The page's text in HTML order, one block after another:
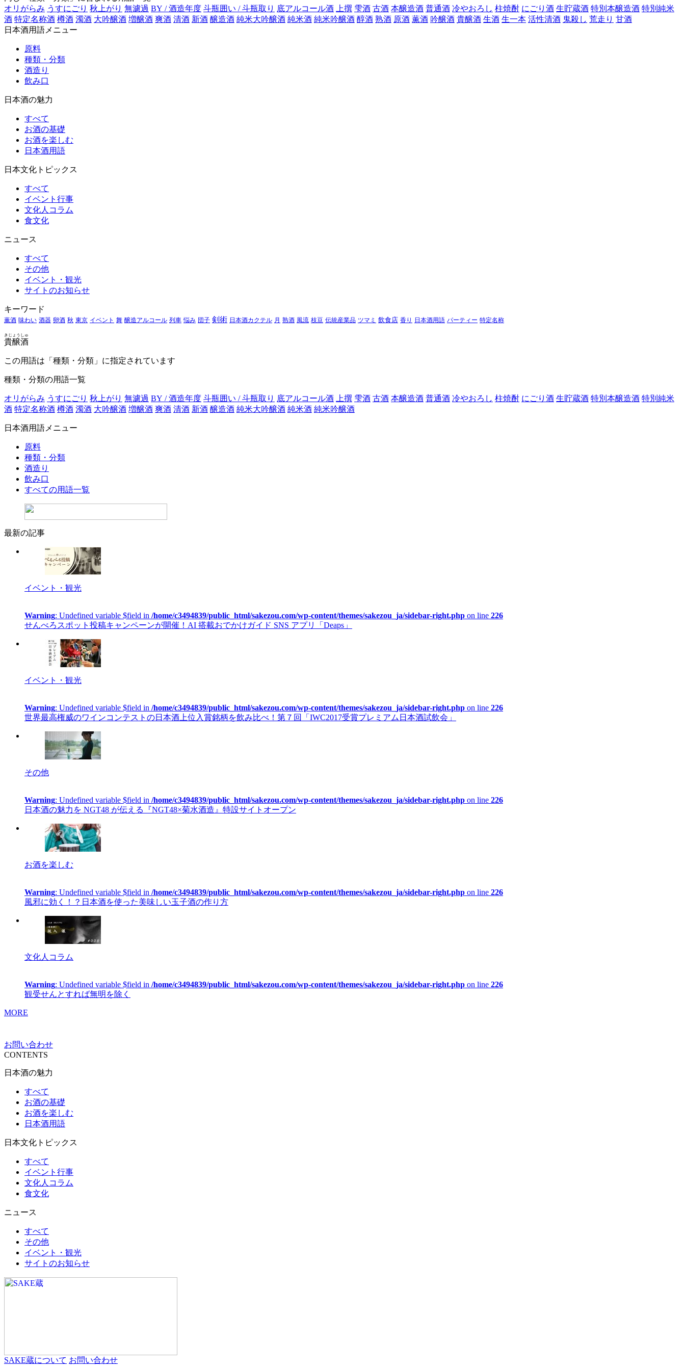
オリがらみ うすにごり 秋上がり 無濾過 BY / 酒造年度 斗瓶囲い / 斗瓶取り 底アルコール酒 上撰 雫酒 古酒 本醸造酒 普通酒 冷やおろし 柱焼酎 にごり酒 生貯蔵酒 特別本醸造酒 特別純米
酒 特定名称酒 樽酒 濁酒 大吟醸酒 増醸酒 爽酒 清酒 新酒 醸造酒 純米大吟醸酒 純米酒 純米吟醸酒 醇酒 熟酒 原酒 薫酒 吟醸酒 貴醸酒 生酒 生一本 活性清酒 鬼殺し 荒走り 甘酒
日本酒用語メニュー
原料
種類・分類
酒造り
飲み口
日本酒の魅力
すべて
お酒の基礎
お酒を楽しむ
日本酒用語
日本文化トピックス
すべて
イベント行事
文化人コラム
食文化
ニュース
すべて
その他
イベント・観光
サイトのお知らせ
キーワード
薫酒 味わい 酒器 卵酒 秋 東京 イベント 舞 醸造アルコール 列車 悩み 団子 剣術 日本酒カクテル 月 熟酒 風流 枝豆 伝統産業品 ツマミ 飲食店 香り 日本酒用語 パーティー 特定名称
貴醸酒
きじょうしゅ
この用語は「種類・分類」に指定されています
種類・分類の用語一覧
オリがらみ うすにごり 秋上がり 無濾過 BY / 酒造年度 斗瓶囲い / 斗瓶取り 底アルコール酒 上撰 雫酒 古酒 本醸造酒 普通酒 冷やおろし 柱焼酎 にごり酒 生貯蔵酒 特別本醸造酒 特別純米
酒 特定名称酒 樽酒 濁酒 大吟醸酒 増醸酒 爽酒 清酒 新酒 醸造酒 純米大吟醸酒 純米酒 純米吟醸酒
日本酒用語メニュー
原料
種類・分類
酒造り
飲み口
すべての用語一覧
最新の記事
イベント・観光
Warning : Undefined variable $field in /home/c3494839/public_html/sakezou.com/wp-content/themes/sakezou_ja/sidebar-right.php on line 226
せんべろスポット投稿キャンペーンが開催！AI 搭載おでかけガイド SNS アプリ「Deaps」
イベント・観光
Warning : Undefined variable $field in /home/c3494839/public_html/sakezou.com/wp-content/themes/sakezou_ja/sidebar-right.php on line 226
世界最高権威のワインコンテストの日本酒上位入賞銘柄を飲み比べ！第７回「IWC2017受賞プレミアム日本酒試飲会」
その他
Warning : Undefined variable $field in /home/c3494839/public_html/sakezou.com/wp-content/themes/sakezou_ja/sidebar-right.php on line 226
日本酒の魅力を NGT48 が伝える『NGT48×菊水酒造』特設サイトオープン
お酒を楽しむ
Warning : Undefined variable $field in /home/c3494839/public_html/sakezou.com/wp-content/themes/sakezou_ja/sidebar-right.php on line 226
風邪に効く！？日本酒を使った美味しい玉子酒の作り方
文化人コラム
Warning : Undefined variable $field in /home/c3494839/public_html/sakezou.com/wp-content/themes/sakezou_ja/sidebar-right.php on line 226
観受せんとすれば無明を除く
MORE
お問い合わせ
CONTENTS
日本酒の魅力
すべて
お酒の基礎
お酒を楽しむ
日本酒用語
日本文化トピックス
すべて
イベント行事
文化人コラム
食文化
ニュース
すべて
その他
イベント・観光
サイトのお知らせ
SAKE蔵について お問い合わせ